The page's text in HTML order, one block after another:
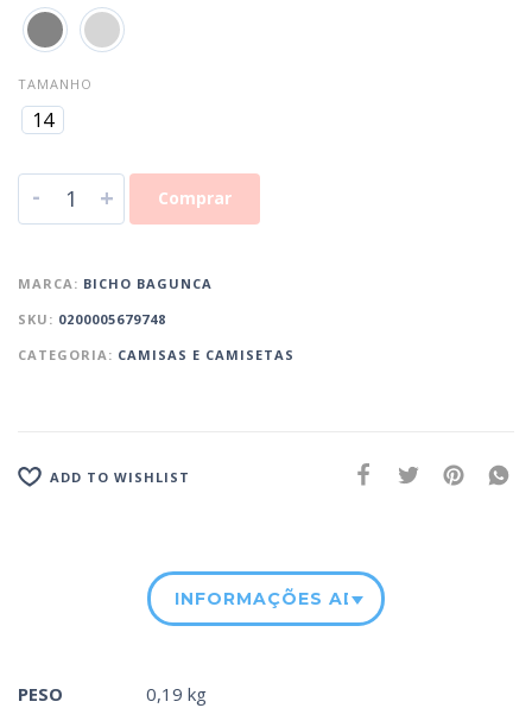
TAMANHO
14
- + Comprar
MARCA: BICHO BAGUNCA
SKU: 0200005679748
CATEGORIA: CAMISAS E CAMISETAS
ADD TO WISHLIST
INFORMAÇÕES ADICIONAIS
PESO
0,19 kg